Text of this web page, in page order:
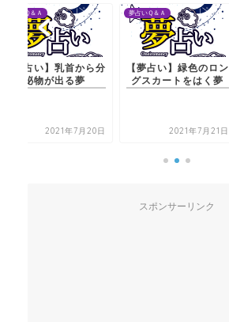
夢占いＱ＆Ａ
【夢占い】緑色のロン
グスカートをはく夢
2021年7月21日
夢占いＱ＆Ａ
【夢占い】大きな白い
風船を女の子にあげる
2021年7月21日
スポンサーリンク